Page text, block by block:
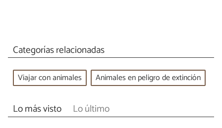
Categorías relacionadas
Viajar con animales Animales en peligro de extinción
Lo más visto Lo último